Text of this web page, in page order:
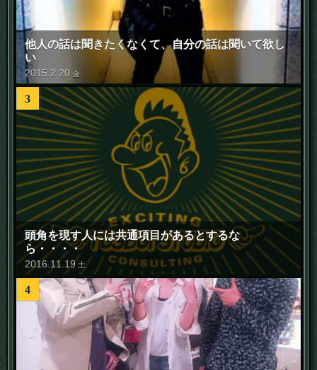
他人の話は聞きたくなくて、自分の話は聞いて欲し
い
2015 2 20 金
3
頭角を現す人には共通項目があるとするな
ら・・・・
2016 11 19 土
4